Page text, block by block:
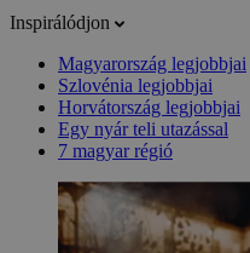
Inspirálódjon
Magyarország legjobbjai
Szlovénia legjobbjai
Horvátország legjobbjai
Egy nyár teli utazással
7 magyar régió